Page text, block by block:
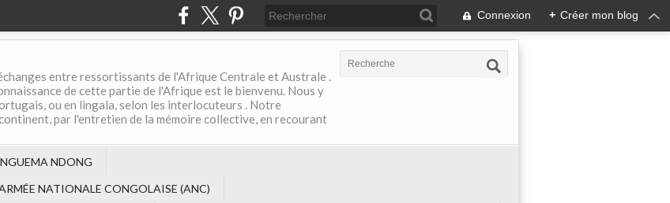
Connexion + Créer mon blog
entre ressortissants de l'Afrique Centrale et Australe .
de cette partie de l'Afrique est le bienvenu. Nous y
ou en lingala, selon les interlocuteurs . Notre
par l'entretien de la mémoire collective, en recourant
NDONG
NATIONALE CONGOLAISE (ANC)